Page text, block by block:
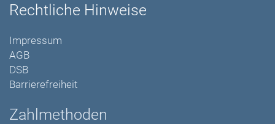
Rechtliche Hinweise
Impressum
AGB
DSB
Barrierefreiheit
Zahlmethoden